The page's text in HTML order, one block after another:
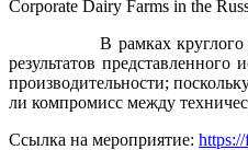
Corporate Dairy Farms in the
В рамках круглого стола
результатов
производительности;
ли компромисс между
Ссылка на мероприятие: